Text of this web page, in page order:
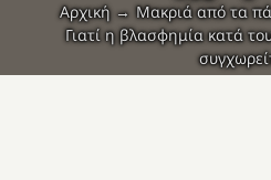
Αρχική Μακριά από τα
Γιατί η βλασφημία κατά